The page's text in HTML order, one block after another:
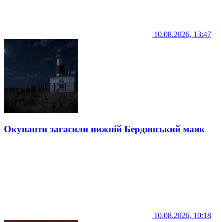
10.08.2026, 13:47
Окупанти загасили нижній Бердянський маяк
10.08.2026, 10:18